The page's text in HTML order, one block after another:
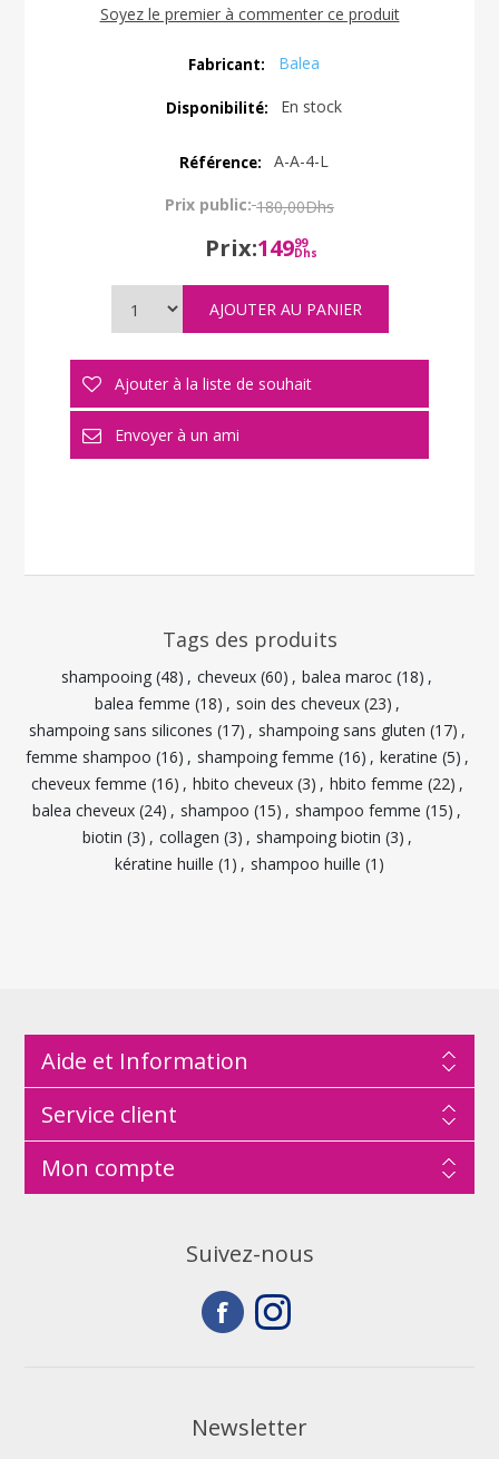
Soyez le premier à commenter ce produit
Fabricant: Balea
Disponibilité: En stock
Référence: A-A-4-L
Prix public: 180,00Dhs
Prix:14999
Dhs
Tags des produits
shampooing (48) , cheveux (60) , balea maroc (18) ,
balea femme (18) , soin des cheveux (23) ,
shampoing sans silicones (17) , shampoing sans gluten (17) ,
femme shampoo (16) , shampoing femme (16) , keratine (5) ,
cheveux femme (16) , hbito cheveux (3) , hbito femme (22) ,
balea cheveux (24) , shampoo (15) , shampoo femme (15) ,
biotin (3) , collagen (3) , shampoing biotin (3) ,
kératine huille (1) , shampoo huille (1)
Aide et Information
Service client
Mon compte
Suivez-nous
Newsletter